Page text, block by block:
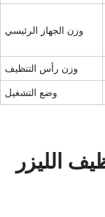
وزن الجهاز الرئيسي
وزن رأس التنظيف
وضع التشغيل